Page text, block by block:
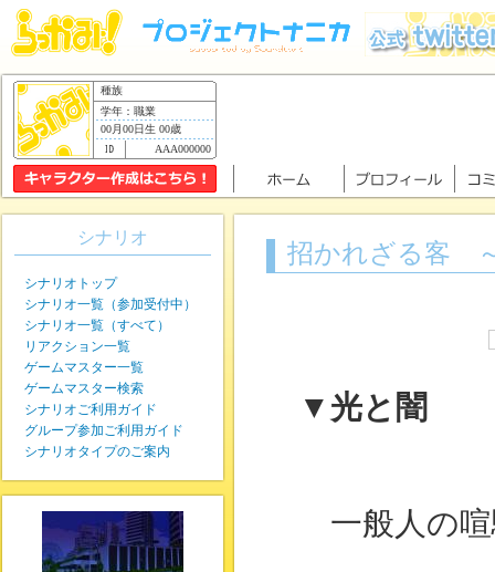
種族
学年：職業
00月00日生 00歳
AAA000000
招かれざる客
▼光と闇
一般人の喧
シナリオ
シナリオトップ
シナリオ一覧（参加受付中）
シナリオ一覧（すべて）
リアクション一覧
ゲームマスター一覧
ゲームマスター検索
シナリオご利用ガイド
グループ参加ご利用ガイド
シナリオタイプのご案内